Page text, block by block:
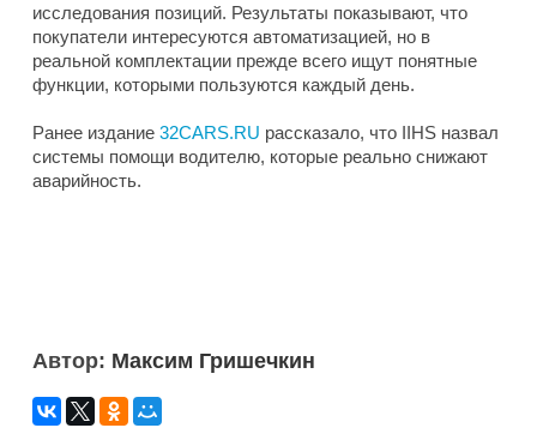
исследования позиций. Результаты показывают, что
покупатели интересуются автоматизацией, но в
реальной комплектации прежде всего ищут понятные
функции, которыми пользуются каждый день.
Ранее издание 32CARS.RU рассказало, что IIHS назвал
системы помощи водителю, которые реально снижают
аварийность.
Автор: Максим Гришечкин